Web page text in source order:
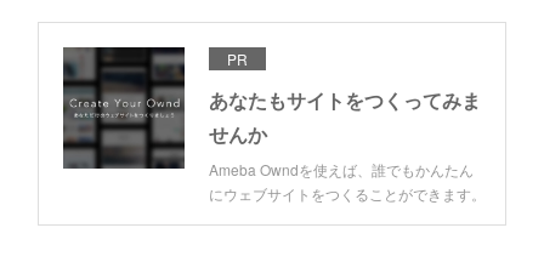
PR
あなたもサイトをつくってみま
せんか
Ameba Owndを使えば、誰でもかんたん
にウェブサイトをつくることができます。